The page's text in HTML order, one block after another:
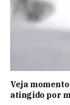
Veja
atingido por